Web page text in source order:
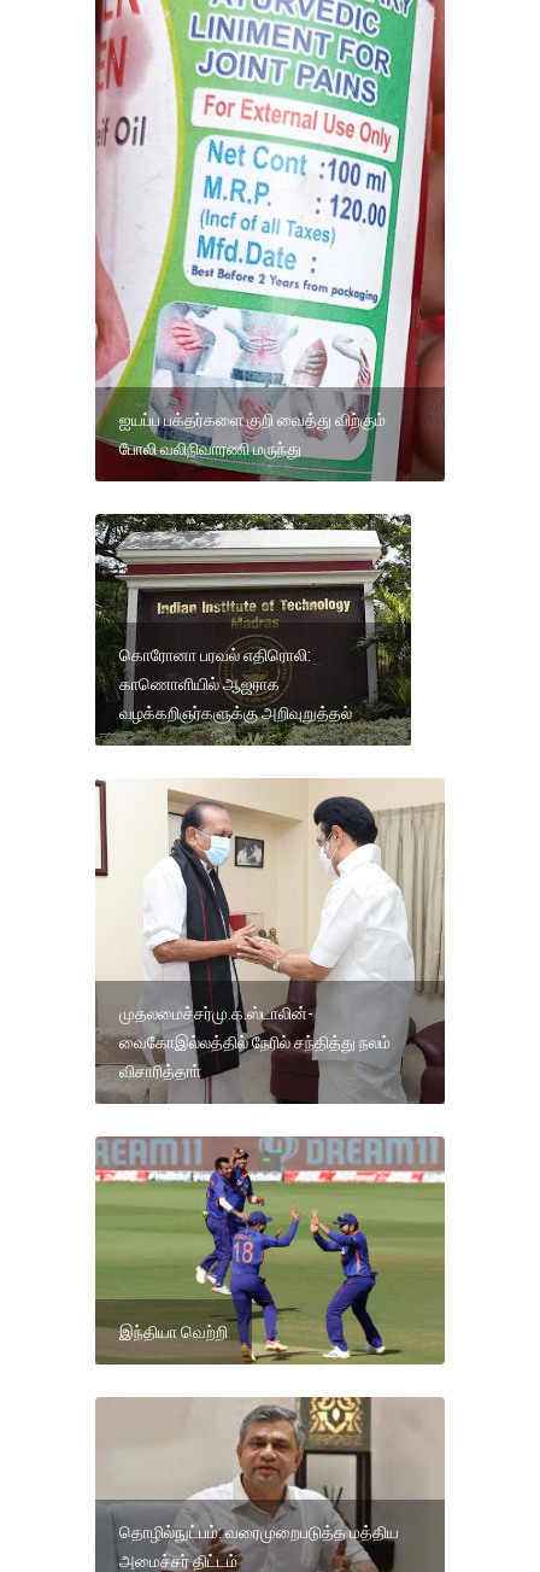
ஐயப்ப பக்தர்களை குறி வைத்து விற்கும்
போலி வலிநிவாரணி மருந்து
கொரோனா பரவல் எதிரொலி:
காணொளியில் ஆஜராக
வழக்கறிஞர்களுக்கு அறிவுறுத்தல்
முதலமைச்சர்மு.க.ஸ்டாலின்-
வைகோஇல்லத்தில் நேரில் சந்தித்து நலம்
விசாரித்தாா்
இந்தியா வெற்றி
தொழில்நுட்பம்: வரைமுறைபடுத்த மத்திய
அமைச்சர் திட்டம்